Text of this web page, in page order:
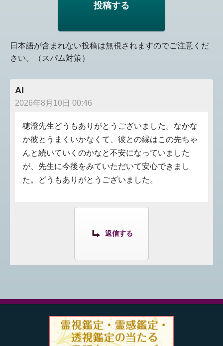
日本語が含まれない投稿は無視されますのでご注意くだ
さい。（スパム対策）
AI
2026年8月10日 00:46
穂澄先生どうもありがとうございました。なかな
か彼とうまくいかなくて、彼との縁はこの先ちゃ
んと続いていくのかなと不安になっていました
が、先生に今後をみていただいて安心できまし
た。どうもありがとうございました。
返信する